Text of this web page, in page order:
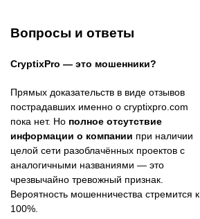
Вопросы и ответы
CryptixPro — это мошенники?
Прямых доказательств в виде отзывов
пострадавших именно о cryptixpro.com
пока нет. Но полное отсутствие
информации о компании при наличии
целой сети разоблачённых проектов с
аналогичными названиями — это
чрезвычайно тревожный признак.
Вероятность мошенничества стремится к
100%.